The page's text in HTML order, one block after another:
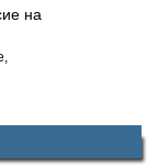
на